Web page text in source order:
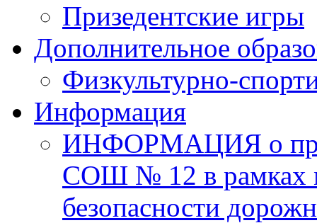
Призедентские игры
Дополнительное
Физкультурно-
Информация
ИНФОРМАЦИЯ о
СОШ № 12 в рамках
безопасности